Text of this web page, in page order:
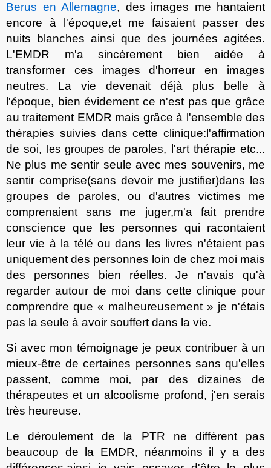
Berus en Allemagne, des images me hantaient
encore à l'époque,et me faisaient passer des
nuits blanches ainsi que des journées agitées.
L'EMDR m'a sincèrement bien aidéeà
transformer ces images d'horreur en images
neutres. La vie devenait déjà plus belle à
l'époque, bien évidement ce n'est pas que grâce
au traitement EMDR mais grâceà l'ensemble des
thérapies suivies dans cette clinique: l'affirmation
de soi, les groupes de paroles, l'art thérapie etc...
Ne plus me sentir seule avec mes souvenirs, me
sentir comprise(sans devoir me justifier)dans les
groupes de paroles, ou d'autres victimes me
comprenaient sans me juger,m'a fait prendre
conscienceque les personnes qui racontaient
leur vie à la télé ou dans les livres n'étaient pas
uniquementdes personnes loin de chez moi mais
des personnes bien réelles. Je n'avais qu'à
regarder autour de moi dans cette clinique pour
comprendre que « malheureusement » je n'étais
pas la seule à avoir souffert dans la vie.
Si avec mon témoignage je peux contribuer à un
mieux-être de certaines personnes sans qu'elles
passent, comme moi, par des dizaines de
thérapeutes et un alcoolisme profond, j'en serais
très heureuse.
Le déroulement de la PTR ne diffèrent pas
beaucoup de la EMDR, néanmoins il y a des